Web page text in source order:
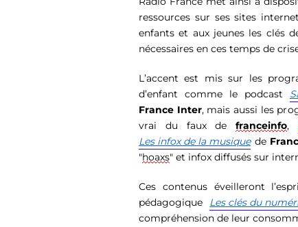
ressources sur ses sites
enfants et aux jeunes les clés
nécessaires en ces temps de cri
L’accent est mis sur les
d’enfant comme le podcast
France Inter, mais aussi les pro
vrai du faux defranceinfo,
Les infox de la musique de
"hoaxs" et infox diffusés sur
Ces contenuséveilleront
pédagogique Les clés du
compréhension de leur